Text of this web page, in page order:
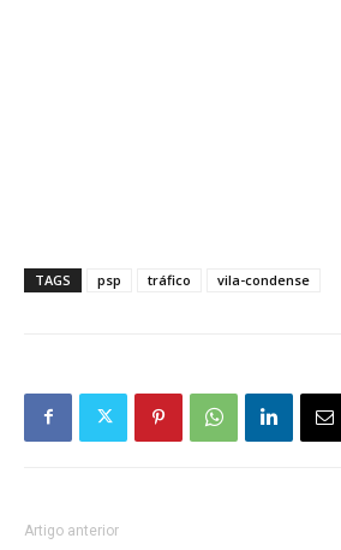
TAGS psp tráfico vila-condense
Artigo anterior